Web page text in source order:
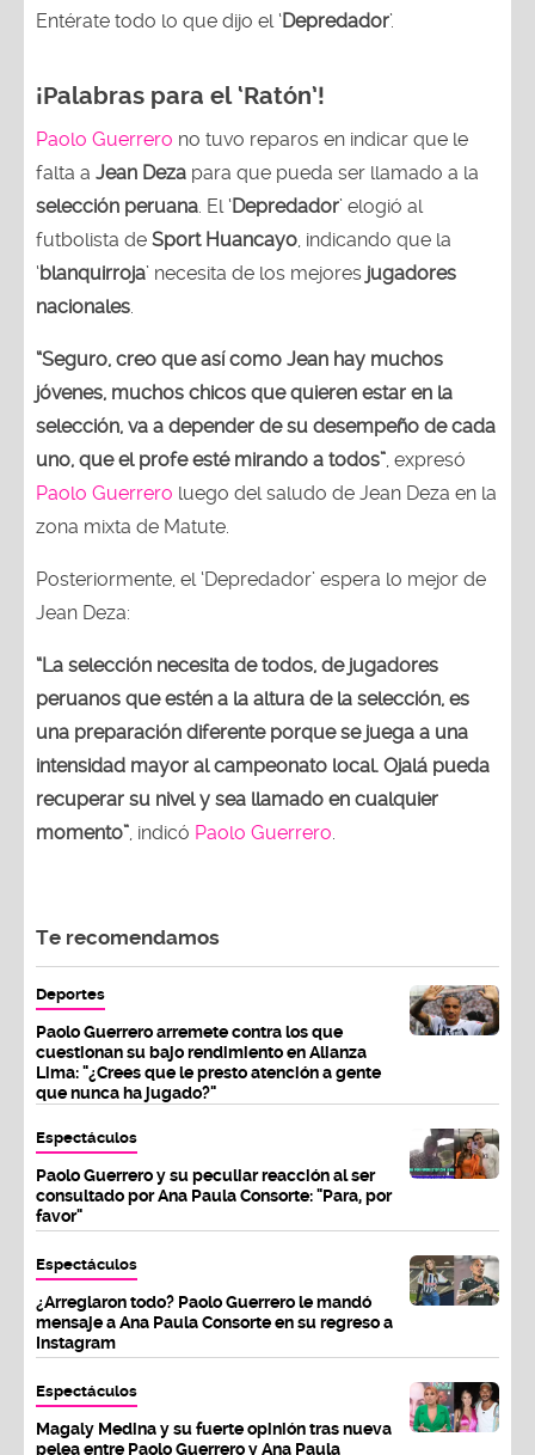
Entérate todo lo que dijo el ‘Depredador’.
¡Palabras para el ‘Ratón’!
Paolo Guerrero no tuvo reparos en indicar que le
falta a Jean Deza para que pueda ser llamado a la
selección peruana . El ‘Depredador’ elogió al
futbolista de Sport Huancayo , indicando que la
‘blanquirroja’ necesita de los mejores jugadores
nacionales
“Seguro, creo que así como Jean hay muchos
jóvenes, muchos chicos que quieren estar en la
selección, va a depender de su desempeño de cada
uno, que el profe esté mirando a todos” , expresó
Paolo Guerrero luego del saludo de Jean Deza en la
zona mixta de Matute.
Posteriormente, el ‘Depredador’ espera lo mejor de
Jean Deza:
“La selección necesita de todos, de jugadores
peruanos que estén a la altura de la selección, es
una preparación diferente porque se juega a una
intensidad mayor al campeonato local. Ojalá pueda
recuperar su nivel y sea llamado en cualquier
momento” , indicó Paolo Guerrero
Te recomendamos
Deportes
Paolo Guerrero arremete contra los que
cuestionan su bajo rendimiento en Alianza
Lima: "¿Crees que le presto atención a gente
que nunca ha jugado?"
Espectáculos
Paolo Guerrero y su peculiar reacción al ser
consultado por Ana Paula Consorte: "Para, por
favor"
Espectáculos
¿Arreglaron todo? Paolo Guerrero le mandó
mensaje a Ana Paula Consorte en su regreso a
Instagram
Espectáculos
Magaly Medina y su fuerte opinión tras nueva
pelea entre Paolo Guerrero y Ana Paula